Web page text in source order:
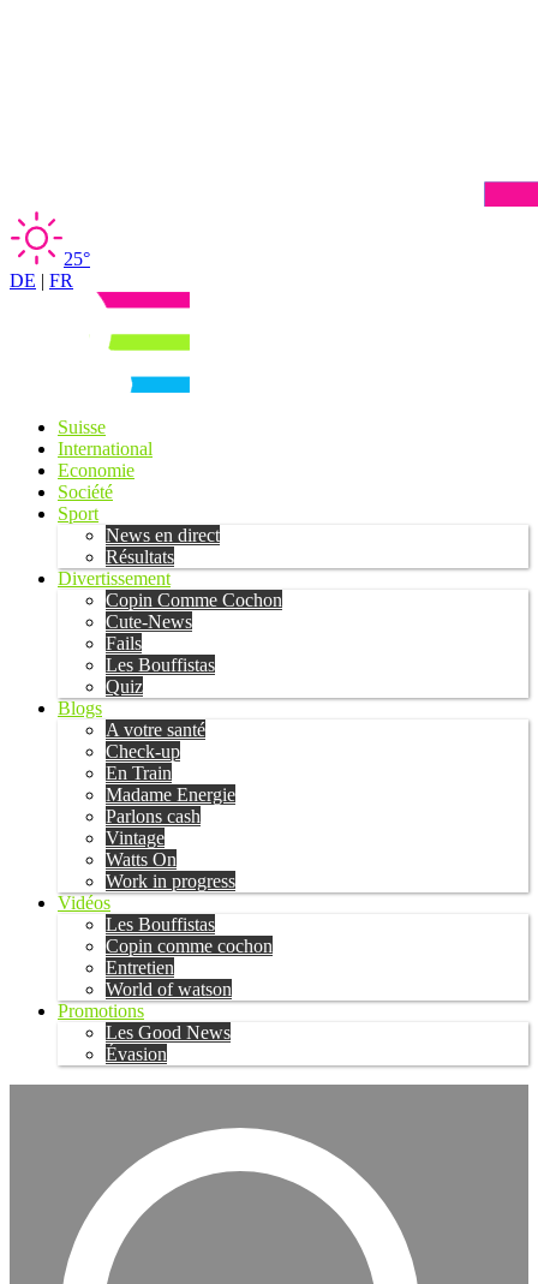
25°
DE | FR
Suisse
International
Economie
Société
Sport
News en direct
Résultats
Divertissement
Copin Comme Cochon
Cute-News
Fails
Les Bouffistas
Quiz
Blogs
A votre santé
Check-up
En Train
Madame Energie
Parlons cash
Vintage
Watts On
Work in progress
Vidéos
Les Bouffistas
Copin comme cochon
Entretien
World of watson
Promotions
Les Good News
Évasion